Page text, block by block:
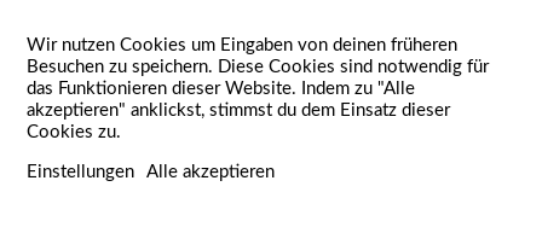
Wir nutzen Cookies um Eingaben von deinen früheren
Besuchen zu speichern. Diese Cookies sind notwendig für
das Funktionieren dieser Website. Indem zu "Alle
akzeptieren" anklickst, stimmst du dem Einsatz dieser
Cookies zu.
Einstellungen Alle akzeptieren